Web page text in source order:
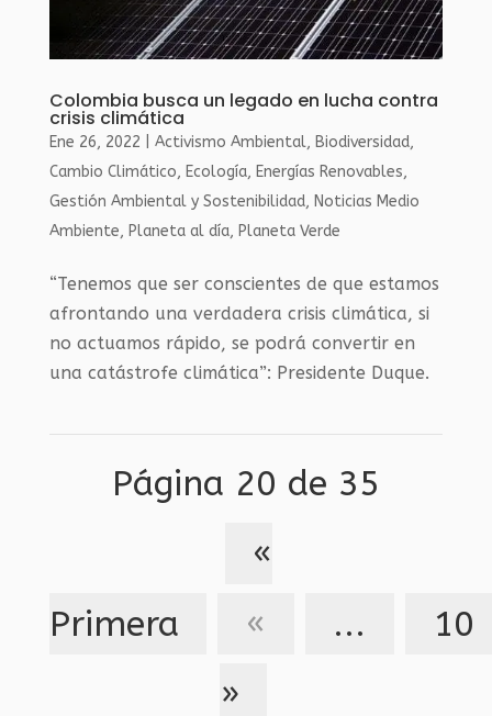
Colombia busca un legado en lucha contra
crisis climática
Ene 26, 2022 Activismo Ambiental, Biodiversidad,
Cambio Climático, Ecología, Energías Renovables,
Gestión Ambiental y Sostenibilidad, Noticias Medio
Ambiente, Planeta al día, Planeta Verde
“Tenemos que ser conscientes de que estamos
afrontando una verdadera crisis climática, si
no actuamos rápido, se podrá convertir en
una catástrofe climática”: Presidente Duque.
Página 20 de 35
«
Primera
« ...
10
»